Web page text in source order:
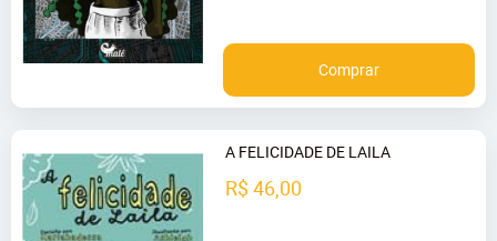
Comprar
A FELICIDADE DE LAILA
R$ 46,00